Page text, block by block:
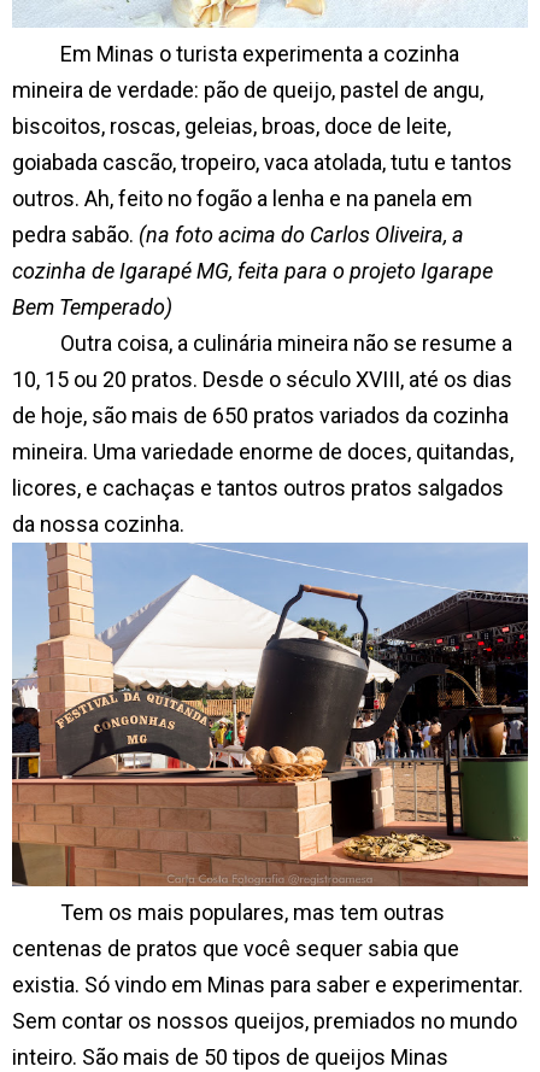
Em Minas o turista experimenta a cozinha
mineira de verdade: pão de queijo, pastel de angu,
biscoitos, roscas, geleias, broas, doce de leite,
goiabada cascão, tropeiro, vaca atolada, tutu e tantos
outros. Ah, feito no fogão a lenha e na panela em
pedra sabão. (na foto acima do Carlos Oliveira, a
cozinha de Igarapé MG, feita para o projeto Igarape
Bem Temperado)
Outra coisa, a culinária mineira não se resume a
10, 15 ou 20 pratos. Desde o século XVIII, até os dias
de hoje, são mais de 650 pratos variados da cozinha
mineira. Uma variedade enorme de doces, quitandas,
licores, e cachaças e tantos outros pratos salgados
da nossa cozinha.
Tem os mais populares, mas tem outras
centenas de pratos que você sequer sabia que
existia. Só vindo em Minas para saber e experimentar.
Sem contar os nossos queijos, premiados no mundo
inteiro. São mais de 50 tipos de queijos Minas